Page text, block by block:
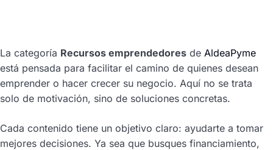
La categoría Recursos emprendedores de AldeaPyme
está pensada para facilitar el camino de quienes desean
emprender o hacer crecer su negocio. Aquí no se trata
solo de motivación, sino de soluciones concretas.
Cada contenido tiene un objetivo claro: ayudarte a tomar
mejores decisiones. Ya sea que busques financiamiento,